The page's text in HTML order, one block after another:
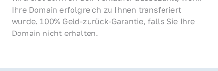
Ihre Domain erfolgreich zu Ihnen transferiert
wurde. 100% Geld-zurück-Garantie, falls Sie Ihre
Domain nicht erhalten.